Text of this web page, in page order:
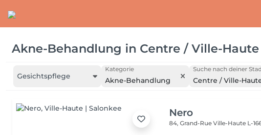
Akne-Behandlung in Centre / Ville-Haute
Gesichtspflege
Kategorie
Akne-Behandlung
Suche nach deiner
Centre / Ville-
Nero
84, Grand-RueVille-Haute L-